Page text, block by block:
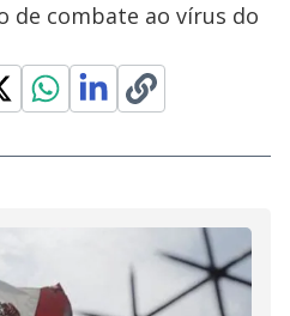
de combate ao vírus do